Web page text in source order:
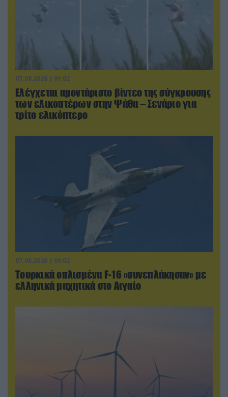
07.08.2026 | 01:02
Ελέγχεται αμοντάριστο βίντεο της σύγκρουσης
των ελικοπτέρων στην Ψάθα – Σενάριο για
τρίτο ελικόπτερο
07.08.2026 | 00:02
Τουρκικά οπλισμένα F-16 «συνεπλάκησαν» με
ελληνικά μαχητικά στο Αιγαίο